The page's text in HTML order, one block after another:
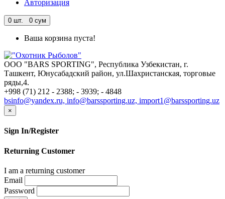
Авторизация
0 шт. 0 сум
Ваша корзина пуста!
ООО "BARS SPORTING", Республика Узбекистан, г.
Ташкент, Юнусабадский район, ул.Шахристанская, торговые
ряды,4.
+998 (71) 212 - 2388; - 3939; - 4848
bsinfo@yandex.ru, info@barssporting.uz, import1@barssporting.uz
×
Sign In/Register
Returning Customer
I am a returning customer
Email
Password